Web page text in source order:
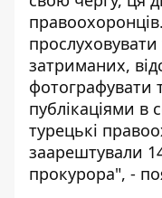
затриманих,
фотографувати
публікаціями в
турецькі
заарештували
прокурора", -